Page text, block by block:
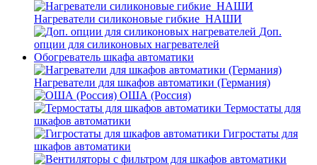
Нагреватели силиконовые гибкие_НАШИ
Доп.
опции для силиконовых нагревателей
Обогреватель шкафа автоматики
Нагреватели для шкафов автоматики (Германия)
ОША (Россия)
Термостаты для
шкафов автоматики
Гигростаты для
шкафов автоматики